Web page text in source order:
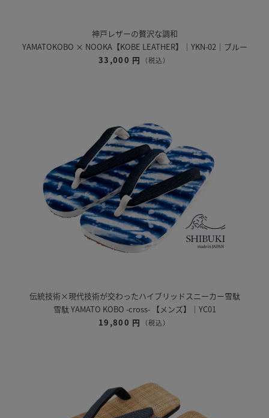
神戸レザーの贅沢な調和
YAMATOKOBO × NOOKA【KOBE LEATHER】｜YKN-02｜ブルー
33,000 円
（税込）
伝統技術×現代技術が交わったハイブリッドスニーカー雪駄
雪駄 YAMATO KOBO -cross- 【メンズ】｜YC01
19,800 円
（税込）